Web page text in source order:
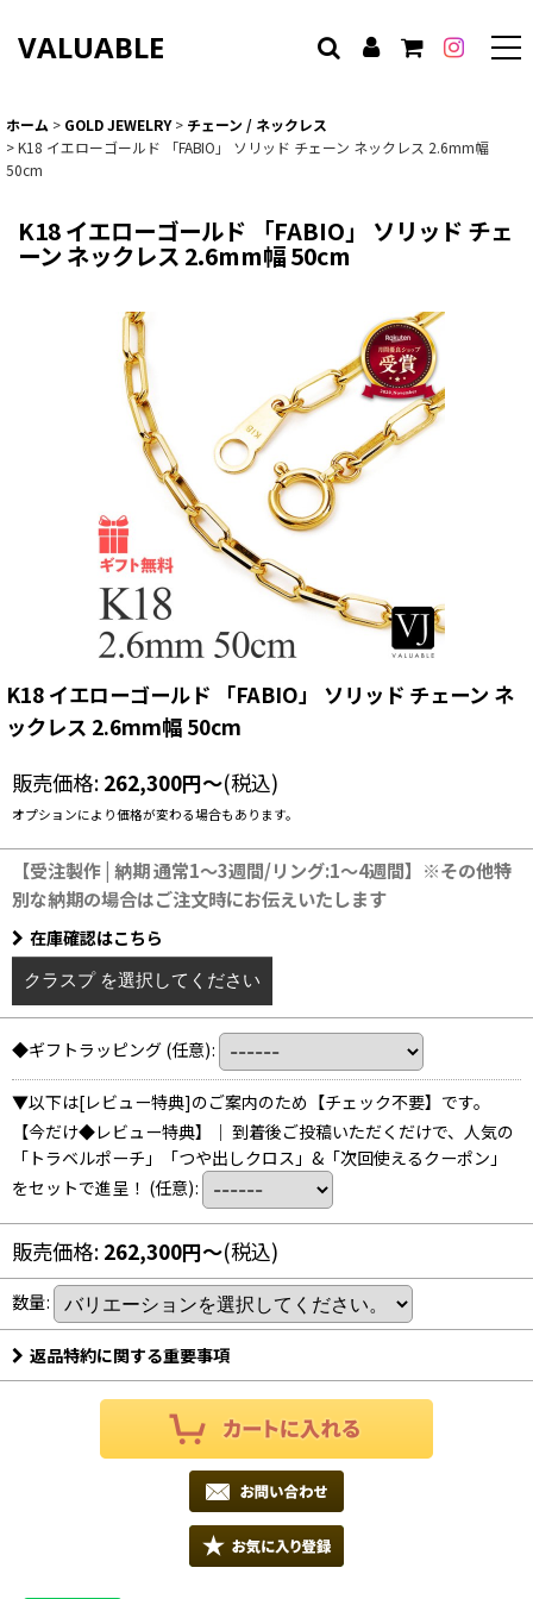
VALUABLE
ホーム > GOLD JEWELRY > チェーン / ネックレス
>K18 イエローゴールド 「FABIO」 ソリッド チェーン ネックレス 2.6mm幅
50cm
K18 イエローゴールド 「FABIO」 ソリッド チェ
ーン ネックレス 2.6mm幅 50cm
K18 イエローゴールド 「FABIO」 ソリッド チェーン ネ
ックレス 2.6mm幅 50cm
販売価格: 262,300円～(税込)
オプションにより価格が変わる場合もあります。
【受注製作 | 納期 通常1〜3週間/リング:1〜4週間】※その他特
別な納期の場合はご注文時にお伝えいたします
在庫確認はこちら
クラスプ を選択してください
◆ギフトラッピング (任意):
▼以下は[レビュー特典]のご案内のため【チェック不要】です。
【今だけ◆レビュー特典】｜ 到着後ご投稿いただくだけで、人気の
「トラベルポーチ」「つや出しクロス」&「次回使えるクーポン」
をセットで進呈！ (任意):
販売価格: 262,300円～(税込)
数量:
返品特約に関する重要事項